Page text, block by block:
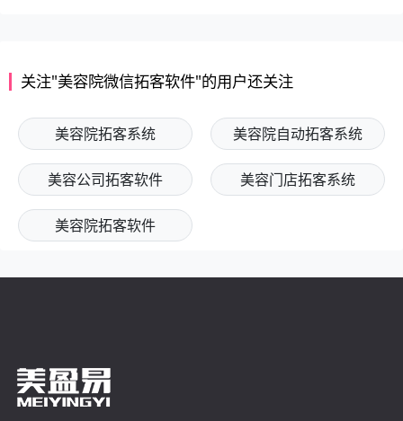
关注"美容院微信拓客软件"的用户还关注
美容院拓客系统 美容院自动拓客系统
美容公司拓客软件 美容门店拓客系统
美容院拓客软件